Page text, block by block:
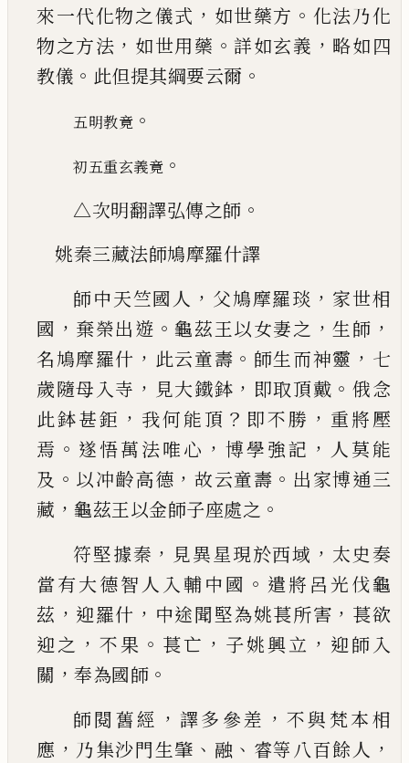
來一代化物之儀式 ， 如世藥方 。 化法乃化
物之方法 ， 如世用藥 。 詳如玄義 ， 略如四
教儀 。 此但提其綱要云爾 。
五明教竟 。
初五重玄義竟 。
△次明翻譯弘傳之師 。
姚秦三藏法師鳩摩羅什譯
師中天竺國人 ， 父鳩摩羅琰 ， 家世相
國 ， 棄榮出遊 。龜茲王以女妻之 ，生師 ，
名鳩摩羅什 ， 此云童壽 。 師生而神靈 ， 七
歲隨母入寺 ， 見大鐵鉢 ， 即取頂戴 。 俄念
此鉢甚鉅 ， 我何能頂 ？ 即不勝 ， 重將壓
焉 。 遂悟萬法唯心 ， 博學強記 ， 人莫能
及 。 以冲齡高德 ， 故云童壽 。 出家博通三
藏 ， 龜茲王以金師子座處之 。
符堅據秦 ， 見異星現於西域 ， 太史奏
當有大德智人入輔中國 。 遣將呂光伐龜
茲 ， 迎羅什 ， 中途聞堅為姚萇所害 ， 萇欲
迎之 ， 不果 。 萇亡 ， 子姚興立 ， 迎師入
關 ， 奉為國師 。
師閱舊經 ， 譯多參差 ， 不與梵本相
應 ， 乃集沙門生肇 、 融 、 睿等八百餘人 ，